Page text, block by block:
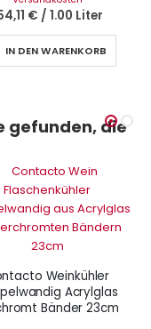
€ / 1.00 Liter
IN DEN WARENKORB
gefunden, die
Weinkühler
Acrylglas
Bänder 23cm